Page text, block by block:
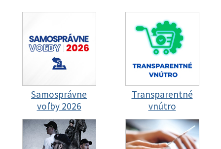
Samosprávne
voľby 2026
Transparentné
vnútro